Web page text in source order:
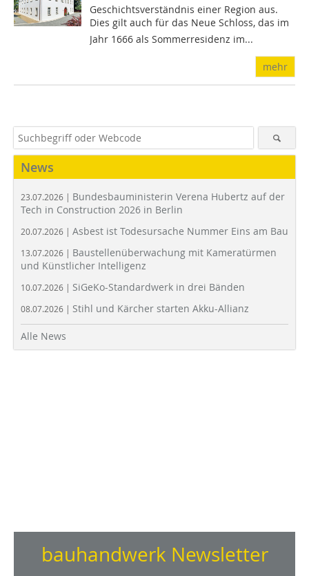
Geschichtsverständnis einer Region aus.
Dies gilt auch für das Neue Schloss, das im
Jahr 1666 als Sommerresidenz im...
mehr
News
23.07.2026 | Bundesbauministerin Verena Hubertz auf der
Tech in Construction 2026 in Berlin
20.07.2026 | Asbest ist Todesursache Nummer Eins am Bau
13.07.2026 | Baustellenüberwachung mit Kameratürmen
und Künstlicher Intelligenz
10.07.2026 | SiGeKo-Standardwerk in drei Bänden
08.07.2026 | Stihl und Kärcher starten Akku-Allianz
Alle News
bauhandwerk Newsletter